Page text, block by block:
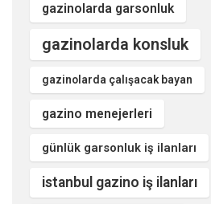
gazinolarda garsonluk
gazinolarda konsluk
gazinolarda çalışacak bayan
gazino menejerleri
günlük garsonluk iş ilanları
istanbul gazino iş ilanları